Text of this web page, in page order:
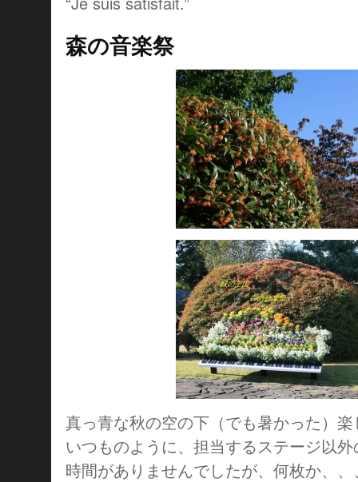
森の音楽祭
真っ青な秋の空の下（でも暑かった）
いつものように、担当するステージ以
時間がありませんでしたが、何枚か、、